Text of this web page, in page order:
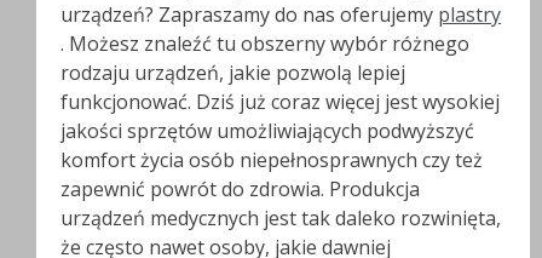
urządzeń? Zapraszamy do nas oferujemy plastry
. Możesz znaleźć tu obszerny wybór różnego
rodzaju urządzeń, jakie pozwolą lepiej
funkcjonować. Dziś już coraz więcej jest wysokiej
jakości sprzętów umożliwiających podwyższyć
komfort życia osób niepełnosprawnych czy też
zapewnić powrót do zdrowia. Produkcja
urządzeń medycznych jest tak daleko rozwinięta,
że często nawet osoby, jakie dawniej